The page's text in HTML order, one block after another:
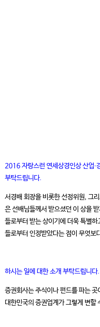
2016 자랑스런 연세상경인상 산업∙
부탁드립니다.
서경배 회장을 비롯한 선정위원, 그
은 선배님들께서 받으셨던 이 상을
들로부터 받는 상이기에 더욱 특별
들로부터 인정받았다는 점이 무엇보
하시는 일에 대한 소개 부탁드립니다.
증권회사는 주식이나 펀드를 파는
대한민국의 증권업계가 그렇게 변할